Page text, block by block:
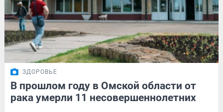
ЗДОРОВЬЕ
В прошлом году в Омской области от
рака умерли 11 несовершеннолетних